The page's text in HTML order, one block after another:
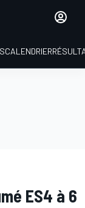
CALENDRIER
ES4 à 6